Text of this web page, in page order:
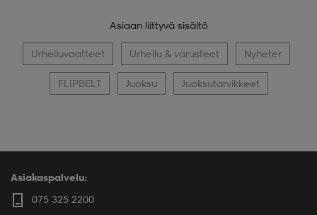
Asiaan liittyvä sisältö
Urheiluvaatteet Urheilu & varusteet Nyheter
FLIPBELT Juoksu Juoksutarvikkeet
Asiakaspalvelu:
075 325 2200